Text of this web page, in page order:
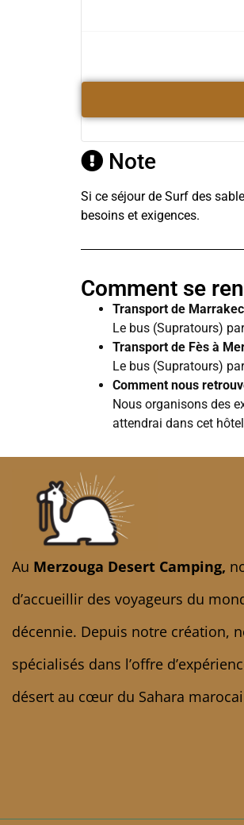
Note
Si ce séjour de Surf des
besoins et exigences.
Comment se
Transport de
Le bus (Supratours)
Transport de Fès à
Le bus (Supratours)
Comment nous
Nous organisons des
attendrai dans cet
Au Merzouga Desert Camping,
d’accueillir des voyageurs du
décennie. Depuis notre création,
spécialisés dans l’offre
désert au cœur du Sahara